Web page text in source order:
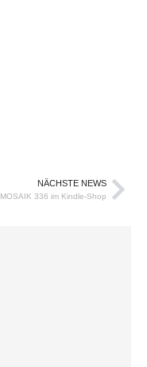
NÄCHSTE NEWS
MOSAIK 336 im Kindle-Shop